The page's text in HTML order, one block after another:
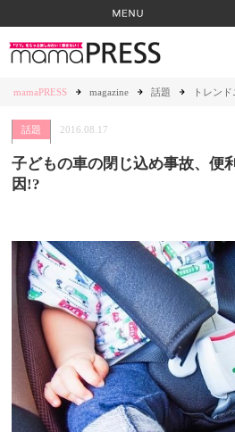
mamaPRESS magazine 話題 トレン
話題 2016.08.17
子どもの車の閉じ込め事故、便
因!?